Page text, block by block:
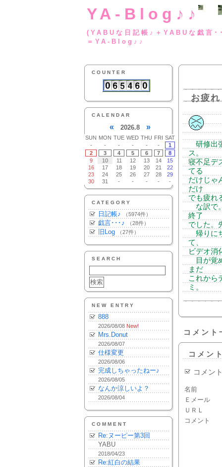
YA-Blog♪♪
(YABUな日記帳♪
＝YA-Blog♪♪
COUNTER
CALENDAR
« 2026.8 »
SUN MON TUE WED THU FRI SAT
-
- - - - -
1
2
3 4 5 6 7
8
9
10 11 12 13 14
15
16
17 18 19 20 21
22
23
24 25 26 27 28
29
30
31 - - - - -
CATEGORY
日記帳♪ （5974件）
戯言･･･♪ （28件）
旧Log （27件）
SEARCH
NEW ENTRY
888
2026/08/08 New!
Mrs.Donut
2026/08/07
仕様変更
2026/08/06
完成しちゃったねー♪
2026/08/05
なんか涼しいよ？
2026/08/04
COMMENT
Re:ヌーピー第3回
YABU
2018/04/23
Re:紅白の結果
お疲
研修出
ス。
寝不足デ
てる
だけじゃ
だけ
でも疲れ
な訳で
終了
でした。
帰りに
て、
ビデオ消
目が覚
まだ
これから
ミ。
コメント
コメン
コメン
名前
Ｅメール
ＵＲＬ
コメント